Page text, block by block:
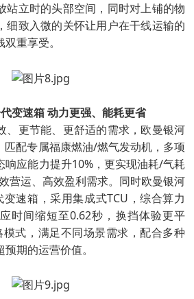
站立时的头部空间，同时对上铺的物
细致入微的关怀让用户在干线运输的
重享受。
变速箱 动力更强、能耗更省
、更节能、更舒适的需求，欧曼银河
匹配专属福康燃油/燃气发动机，多项
响应能力提升10%，更实现油耗/气耗
营运、高效盈利需求。同时欧曼银河
速箱，采用集成式TCU，综合算力
时间缩短至0.62秒，换挡体验更平
式，满足不同场景需求，配合多种
期的运营价值。